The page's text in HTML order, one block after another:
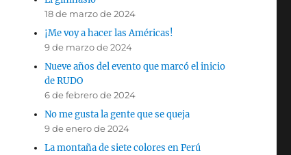
18 de marzo de 2024
¡Me voy a hacer las Américas!
9 de marzo de 2024
Nueve años del evento que marcó el inicio
de RUDO
6 de febrero de 2024
No me gusta la gente que se queja
9 de enero de 2024
La montaña de siete colores en Perú